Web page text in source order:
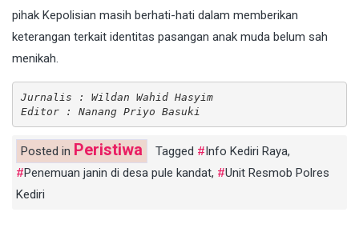
pihak Kepolisian masih berhati-hati dalam memberikan
keterangan terkait identitas pasangan anak muda belum sah
menikah.
Jurnalis : Wildan Wahid Hasyim
Editor : Nanang Priyo Basuki
Posted in Peristiwa Tagged Info Kediri Raya,
Penemuan janin di desa pule kandat,
Unit Resmob Polres
Kediri